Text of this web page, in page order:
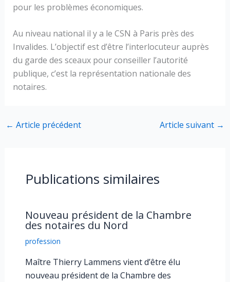
pour les problèmes économiques.
Au niveau national il y a le CSN à Paris près des
Invalides. L’objectif est d’être l’interlocuteur auprès
du garde des sceaux pour conseiller l’autorité
publique, c’est la représentation nationale des
notaires.
← Article précédent Article suivant →
Publications similaires
Nouveau président de la Chambre
des notaires du Nord
profession
Maître Thierry Lammens vient d’être élu
nouveau président de la Chambre des